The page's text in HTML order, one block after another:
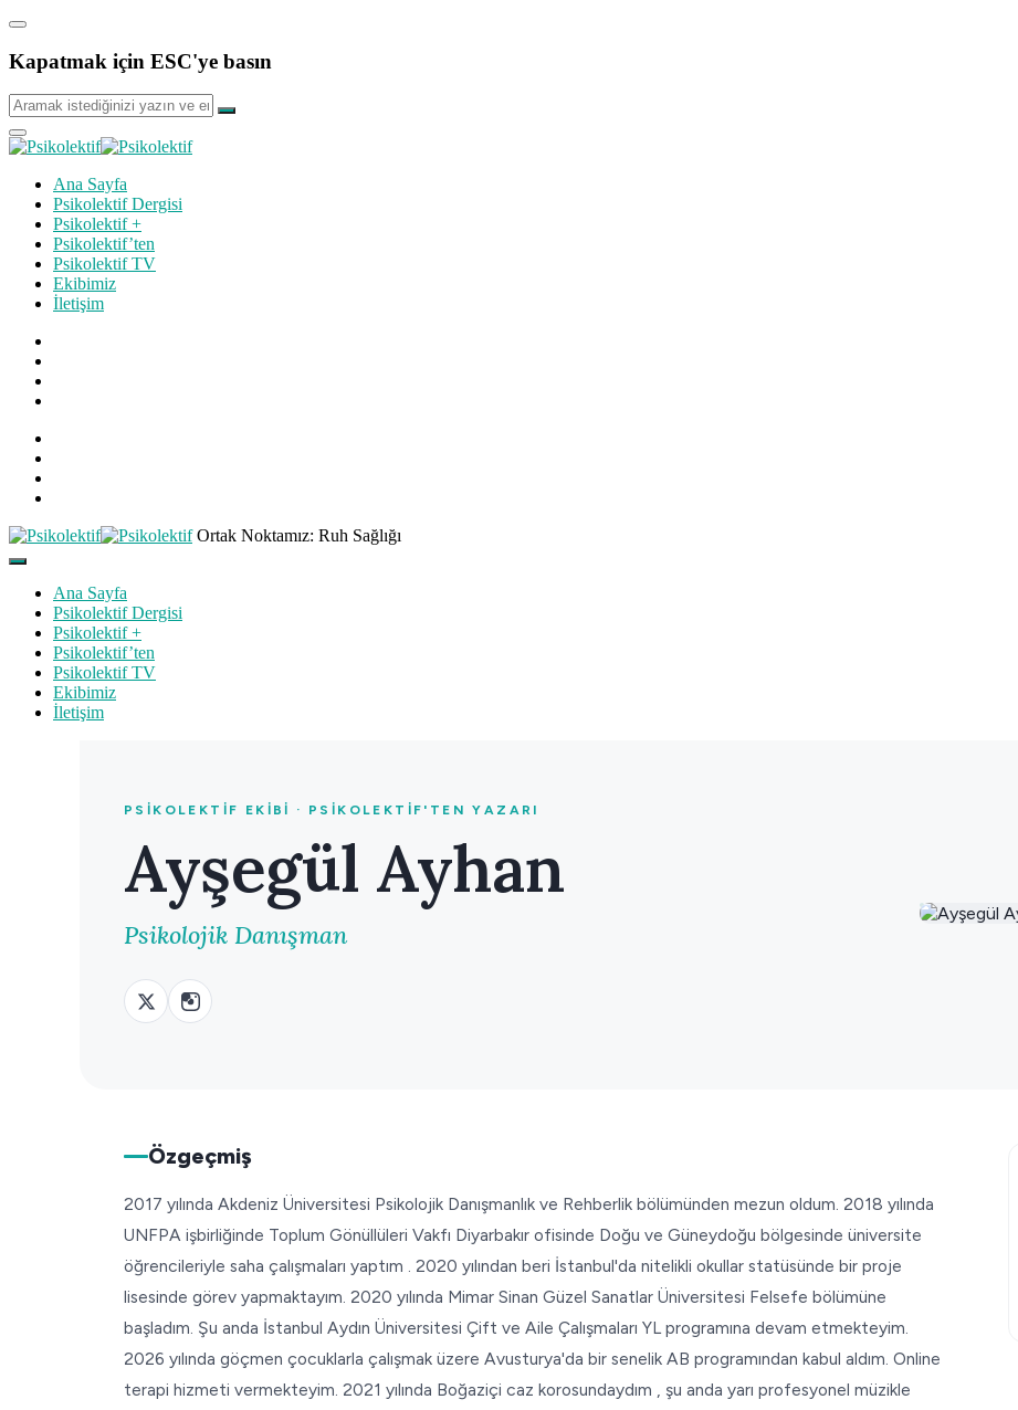
Kapatmak için ESC'ye basın
Ana Sayfa
Psikolektif Dergisi
Psikolektif +
Psikolektif’ten
Psikolektif TV
Ekibimiz
İletişim
Ortak Noktamız: Ruh Sağlığı
Ana Sayfa
Psikolektif Dergisi
Psikolektif +
Psikolektif’ten
Psikolektif TV
Ekibimiz
İletişim
PSIKOLEKTIF EKIBI · PSIKOLEKTIF'TEN YAZARI
Ayşegül Ayhan
Psikolojik Danışman
Özgeçmiş
2017 yılında Akdeniz Üniversitesi Psikolojik Danışmanlık ve Rehberlik bölümünden mezun oldum. 2018 yılında
UNFPA işbirliğinde Toplum Gönüllüleri Vakfı Diyarbakır ofisinde Doğu ve Güneydoğu bölgesinde üniversite
öğrencileriyle saha çalışmaları yaptım . 2020 yılından beri İstanbul'da nitelikli okullar statüsünde bir proje
lisesinde görev yapmaktayım. 2020 yılında Mimar Sinan Güzel Sanatlar Üniversitesi Felsefe bölümüne
başladım. Şu anda İstanbul Aydın Üniversitesi Çift ve Aile Çalışmaları YL programına devam etmekteyim.
2026 yılında göçmen çocuklarla çalışmak üzere Avusturya'da bir senelik AB programından kabul aldım. Online
terapi hizmeti vermekteyim. 2021 yılında Boğaziçi caz korosundaydım , şu anda yarı profesyonel müzikle